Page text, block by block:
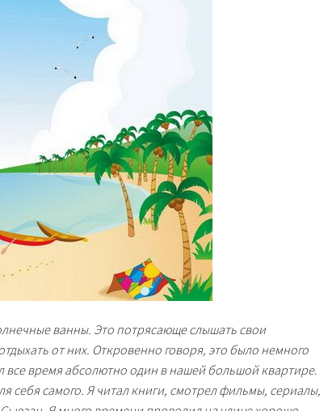
ванны. Это потрясающе слышать свои
от них. Откровенно говоря, это было немного
все время абсолютно один в нашей большой квартире.
себя самого. Я читал книги, смотрел фильмы, сериалы,